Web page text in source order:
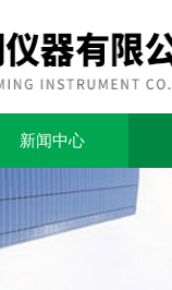
新闻中心